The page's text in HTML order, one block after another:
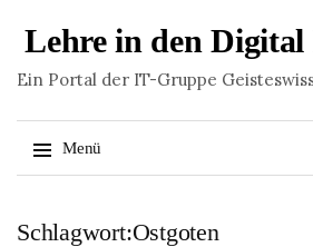
Lehre in den
Ein Portal der IT-Gruppe
Menü
zum
Schlagwort:Ostgoten